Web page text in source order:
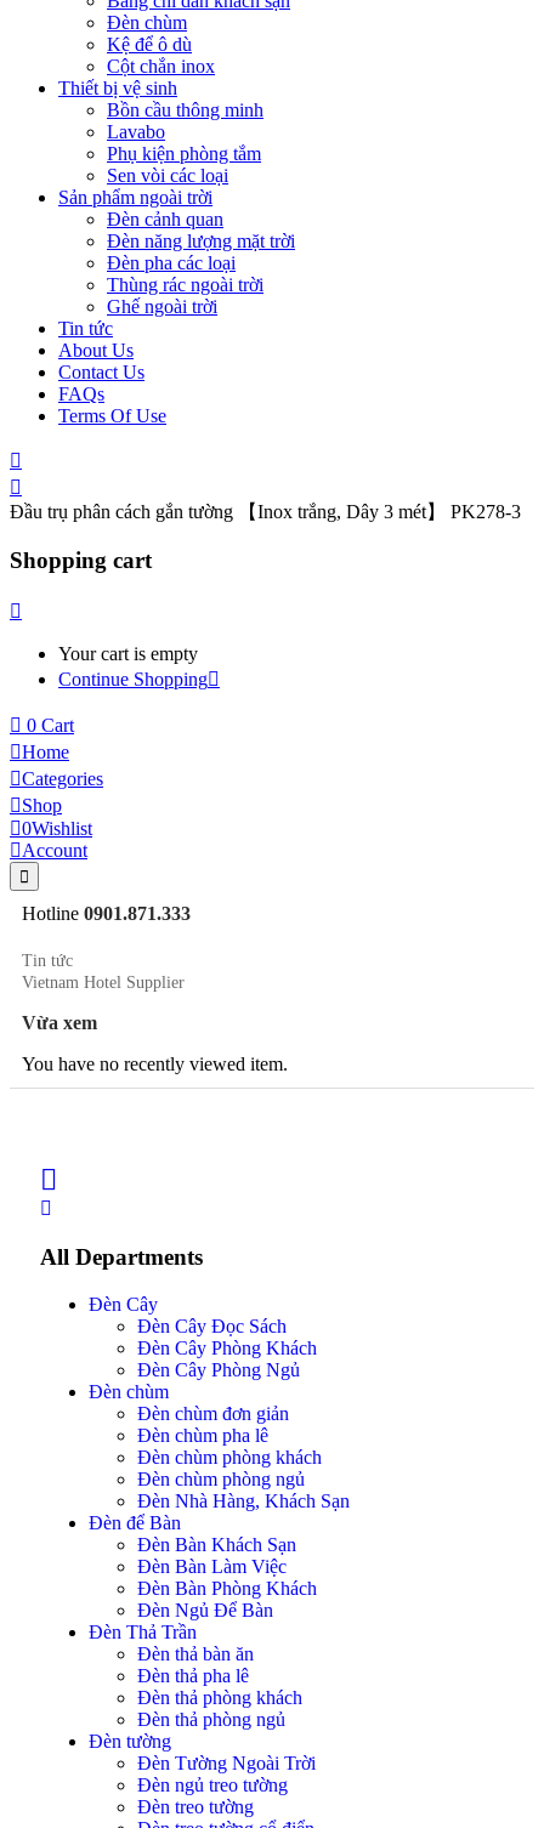
Đèn chùm
Kệ để ô dù
Cột chắn inox
Thiết bị vệ sinh
Bồn cầu thông minh
Lavabo
Phụ kiện phòng tắm
Sen vòi các loại
Sản phẩm ngoài trời
Đèn cảnh quan
Đèn năng lượng mặt trời
Đèn pha các loại
Thùng rác ngoài trời
Ghế ngoài trời
Tin tức
About Us
Contact Us
FAQs
Terms Of Use
Đầu trụ phân cách gắn tường 【Inox trắng, Dây 3 mét】 PK278-3
Shopping cart
Your cart is empty
Continue Shopping
0 Cart
Home
Categories
Shop
0Wishlist
Account
Hotline 0901.871.333
Tin tức
Vietnam Hotel Supplier
Vừa xem
You have no recently viewed item.
All Departments
Đèn Cây
Đèn Cây Đọc Sách
Đèn Cây Phòng Khách
Đèn Cây Phòng Ngủ
Đèn chùm
Đèn chùm đơn giản
Đèn chùm pha lê
Đèn chùm phòng khách
Đèn chùm phòng ngủ
Đèn Nhà Hàng, Khách Sạn
Đèn để Bàn
Đèn Bàn Khách Sạn
Đèn Bàn Làm Việc
Đèn Bàn Phòng Khách
Đèn Ngủ Để Bàn
Đèn Thả Trần
Đèn thả bàn ăn
Đèn thả pha lê
Đèn thả phòng khách
Đèn thả phòng ngủ
Đèn tường
Đèn Tường Ngoài Trời
Đèn ngủ treo tường
Đèn treo tường